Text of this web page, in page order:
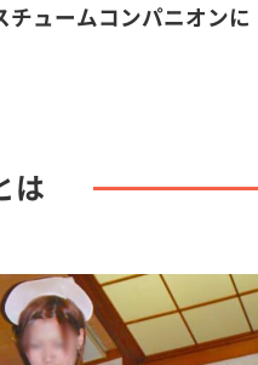
ュームコンパニオンに
は